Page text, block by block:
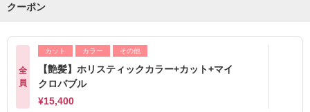
クーポン
全
員
カット カラー その他
【艶髪】ホリスティックカラー+カット+マイ
クロバブル
¥15,400